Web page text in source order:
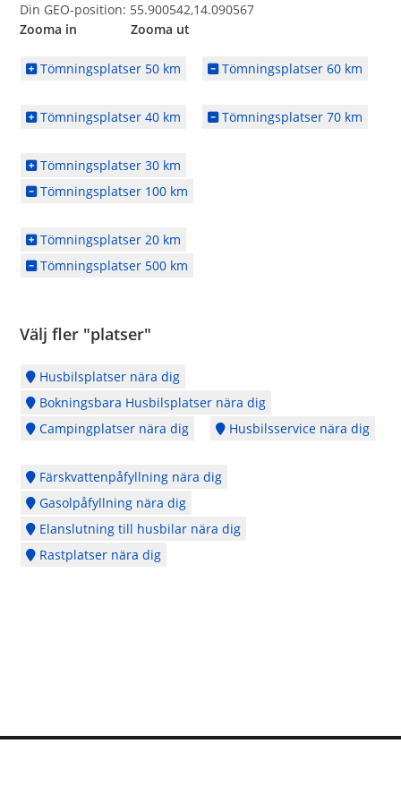
Din GEO-position: 55.900542,14.090567
Zooma in Zooma ut
Tömningsplatser 50 km Tömningsplatser 60 km
Tömningsplatser 40 km Tömningsplatser 70 km
Tömningsplatser 30 km
Tömningsplatser 100 km
Tömningsplatser 20 km
Tömningsplatser 500 km
Välj fler "platser"
Husbilsplatser nära dig
Bokningsbara Husbilsplatser nära dig
Campingplatser nära dig
Husbilsservice nära dig
Färskvattenpåfyllning nära dig
Gasolpåfyllning nära dig
Elanslutning till husbilar nära dig
Rastplatser nära dig